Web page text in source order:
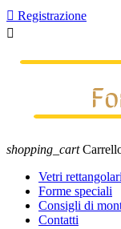
 Registrazione

shopping_cart
Vetri rettangolari
Forme speciali
Consigli di
Contatti